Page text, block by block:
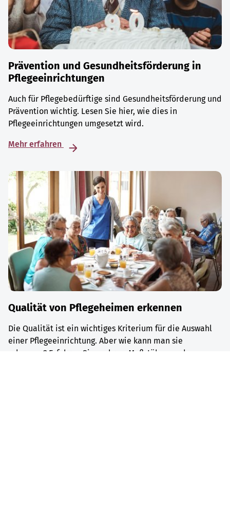
Prävention und Gesundheitsförderung in
Pflegeeinrichtungen
Auch für Pflegebedürftige sind Gesundheitsförderung und
Prävention wichtig. Lesen Sie hier, wie dies in
Pflegeeinrichtungen umgesetzt wird.
Mehr erfahren
Qualität von Pflegeheimen erkennen
Die Qualität ist ein wichtiges Kriterium für die Auswahl
einer Pflegeeinrichtung. Aber wie kann man sie
erkennen? Erfahren Sie mehr zu Maßstäben und